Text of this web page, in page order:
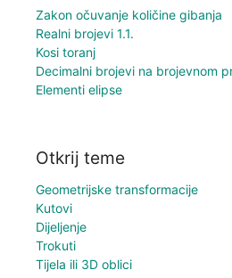
Zakon očuvanje količine gibanja
Realni brojevi 1.1.
Kosi toranj
Decimalni brojevi na brojevnom
Elementi elipse
Otkrij teme
Geometrijske transformacije
Kutovi
Dijeljenje
Trokuti
Tijela ili 3D oblici